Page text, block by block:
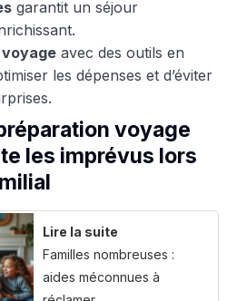
garantit un séjour
avec des outils en
les dépenses et d’éviter
voyage
les imprévus lors
Lire la suite
Familles nombreuses :
aides méconnues à